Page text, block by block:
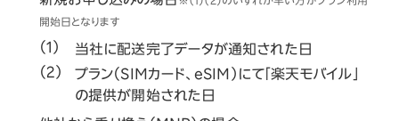
開始日となります
当社に配送完了データが通知された日
プラン（SIMカード、eSIM）にて「楽天モバイル」
の提供が開始された日